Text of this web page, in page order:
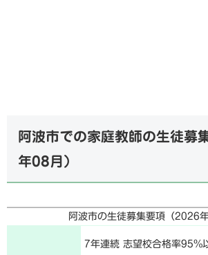
阿波市での家庭教師の生徒募
年08月 ）
阿波市の生徒募集要項（2026
7年連続 志望校合格率95%